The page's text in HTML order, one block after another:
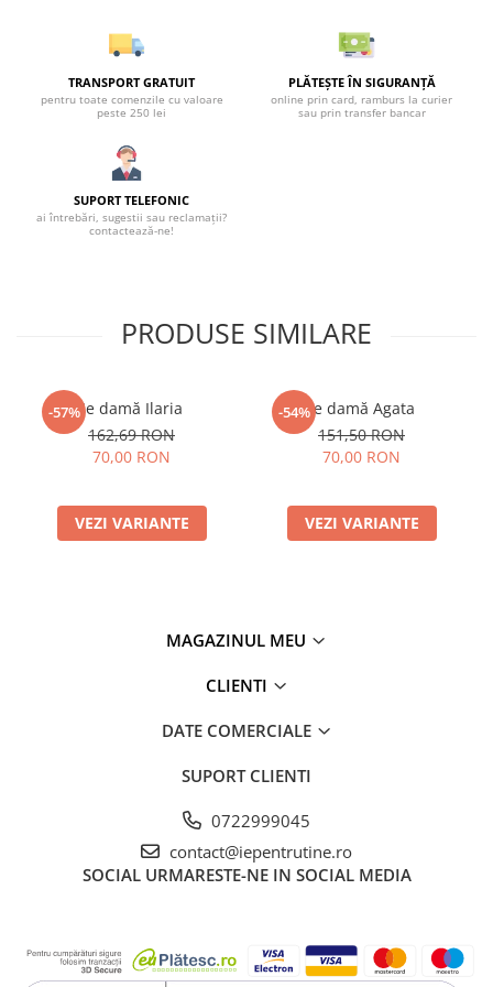
TRANSPORT GRATUIT
pentru toate comenzile cu valoare
peste 250 lei
PLĂTEȘTE ÎN SIGURANȚĂ
online prin card, ramburs la curier
sau prin transfer bancar
SUPORT TELEFONIC
ai întrebări, sugestii sau reclamații?
contactează-ne!
PRODUSE SIMILARE
-57%Ie damă Ilaria
162,69 RON
70,00 RON
VEZI VARIANTE
-54%Ie damă Agata
151,50 RON
70,00 RON
VEZI VARIANTE
MAGAZINUL MEU
CLIENTI
DATE COMERCIALE
SUPORT CLIENTI
0722999045
contact@iepentrutine.ro
SOCIAL URMARESTE-NE IN SOCIAL MEDIA